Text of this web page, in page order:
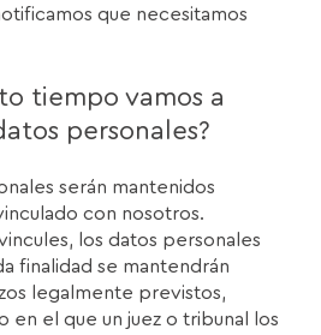
que necesitamos
tiempo vamos a
personales?
serán mantenidos
con nosotros.
los datos personales
finalidad se mantendrán
legalmente previstos,
en el que un juez o tribunal los